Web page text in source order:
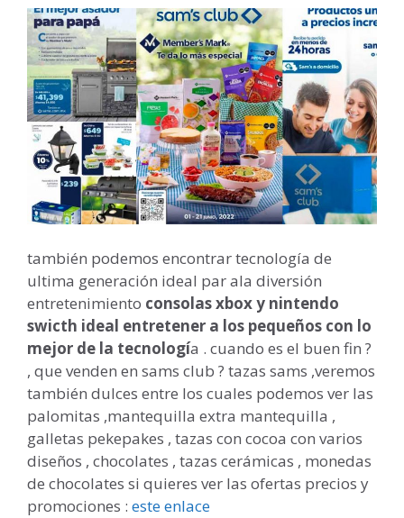
también podemos encontrar tecnología de
ultima generación ideal par ala diversión
entretenimiento consolas xbox y nintendo
swicth ideal entretener a los pequeños con lo
mejor de la tecnología . cuando es el buen fin ?
, que venden en sams club ? tazas sams ,veremos
también dulces entre los cuales podemos ver las
palomitas ,mantequilla extra mantequilla ,
galletas pekepakes , tazas con cocoa con varios
diseños , chocolates , tazas cerámicas , monedas
de chocolates si quieres ver las ofertas precios y
promociones : este enlace